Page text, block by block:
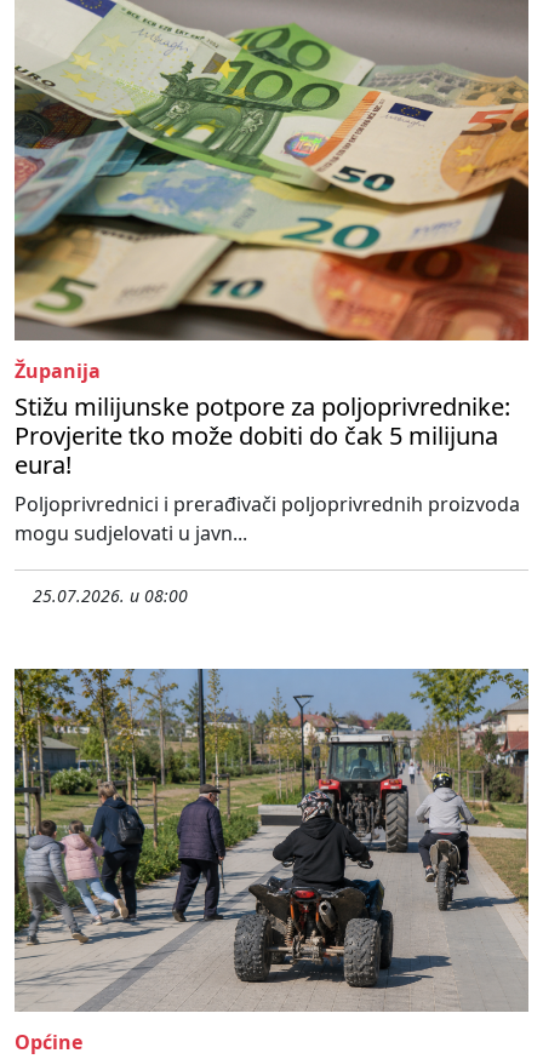
Županija
Stižu milijunske potpore za poljoprivrednike:
Provjerite tko može dobiti do čak 5 milijuna
eura!
Poljoprivrednici i prerađivači poljoprivrednih proizvoda
mogu sudjelovati u javn...
25.07.2026. u 08:00
Općine